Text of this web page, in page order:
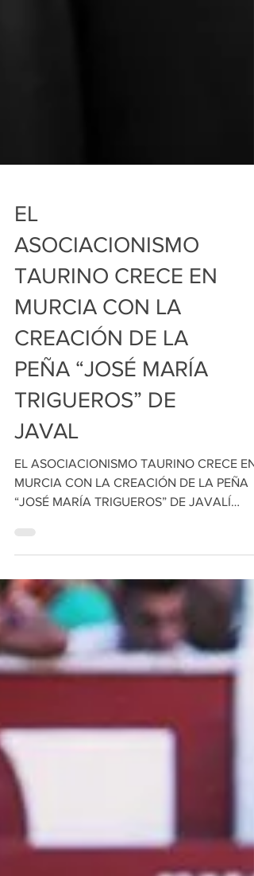
EL
ASOCIACIONISMO
TAURINO CRECE EN
MURCIA CON LA
CREACIÓN DE LA
PEÑA “JOSÉ MARÍA
TRIGUEROS” DE
JAVAL
EL ASOCIACIONISMO TAURINO CRECE EN
MURCIA CON LA CREACIÓN DE LA PEÑA